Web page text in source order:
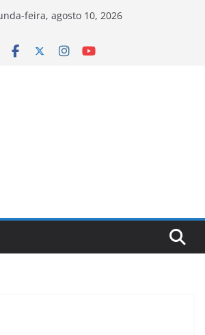
feira, agosto 10, 2026